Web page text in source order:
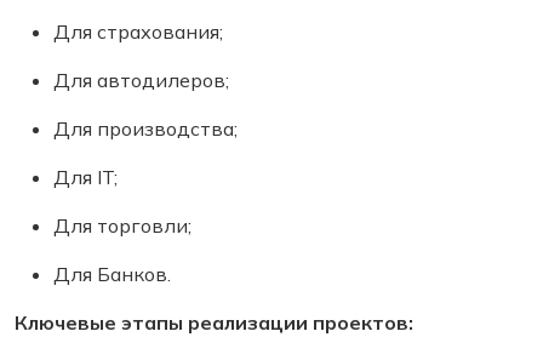
Для страхования;
Для автодилеров;
Для производства;
Для IT;
Для торговли;
Для Банков.
Ключевые этапы реализации проектов: